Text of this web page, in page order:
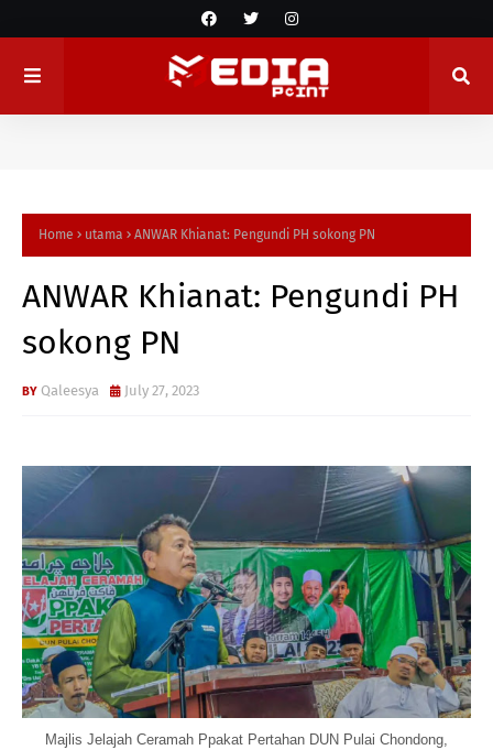
Home utama ANWAR Khianat: Pengundi PH sokong PN
ANWAR Khianat: Pengundi PH
sokong PN
Qaleesya July 27, 2023
Majlis Jelajah Ceramah Ppakat Pertahan DUN Pulai Chondong,